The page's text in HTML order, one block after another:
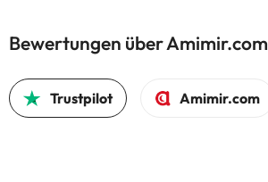
Bewertungen über Amimir.com
Trustpilot Amimir.com